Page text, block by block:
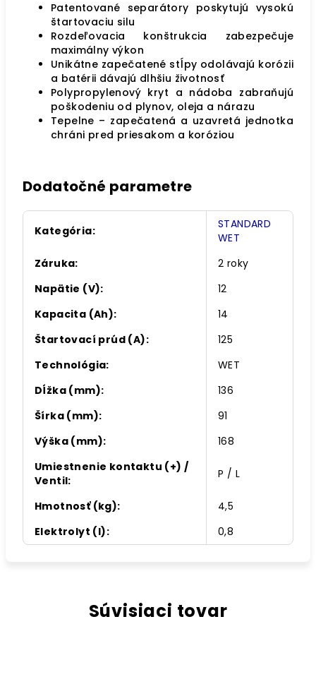
Patentované separátory poskytujú vysokú
štartovaciu silu
Rozdeľovacia konštrukcia zabezpečuje
maximálny výkon
Unikátne zapečatené stĺpy odolávajú korózii
a batérii dávajú dlhšiu životnosť
Polypropylenový kryt a nádoba zabraňujú
poškodeniu od plynov, oleja a nárazu
Tepelne – zapečatená a uzavretá jednotka
chráni pred priesakom a koróziou
Dodatočné parametre
Kategória:
STANDARD
WET
Záruka:
2 roky
Napätie (V):
12
Kapacita (Ah):
14
Štartovací prúd (A):
125
Technológia:
WET
Dĺžka (mm):
136
Šírka (mm):
91
Výška (mm):
168
Umiestnenie kontaktu (+) /
Ventil: P / L
Hmotnosť (kg):
4,5
Elektrolyt (l): 0,8
Súvisiaci tovar